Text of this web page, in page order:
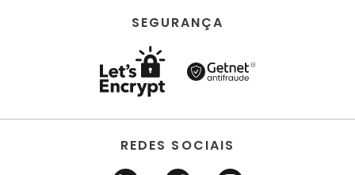
SEGURANÇA
REDES SOCIAIS